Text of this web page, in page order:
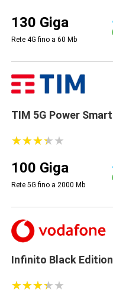
130 Giga
Rete 4G fino a 60 Mb
TIM 5G Power Smart
★★★★★
★★★★★
100 Giga
Rete 5G fino a 2000 Mb
Infinito Black Edition
★★★★★
★★★★★